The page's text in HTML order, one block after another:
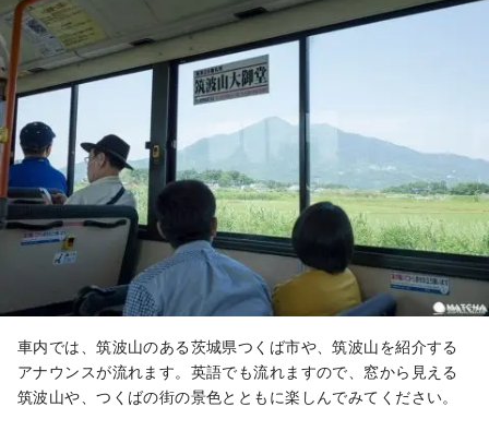
車内では、筑波山のある茨城県つくば市や、筑波山を紹介する
アナウンスが流れます。英語でも流れますので、窓から見える
筑波山や、つくばの街の景色とともに楽しんでみてください。